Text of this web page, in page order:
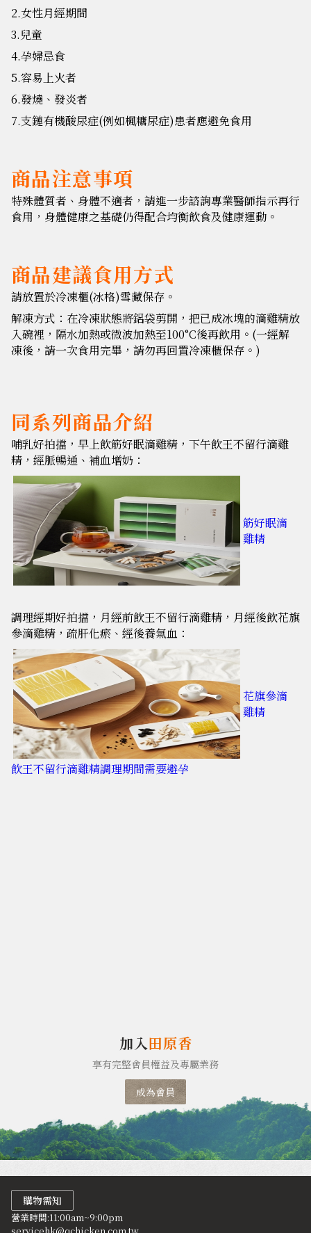
2.女性月經期間
3.兒童
4.孕婦忌食
5.容易上火者
6.發燒、發炎者
7.支鏈有機酸尿症(例如楓糖尿症)患者應避免食用
商品注意事項
特殊體質者、身體不適者，請進一步諮詢專業醫師指示再行
食用，身體健康之基礎仍得配合均衡飲食及健康運動。
商品建議食用方式
請放置於冷凍櫃(冰格)雪藏保存。
解凍方式：在冷凍狀態將鋁袋剪開，把已成冰塊的滴雞精放
入碗裡，隔水加熱或微波加熱至100°C後再飲用。(一經解
凍後，請一次食用完畢，請勿再回置冷凍櫃保存。)
同系列商品介紹
哺乳好拍擋，早上飲筋好眠滴雞精，下午飲王不留行滴雞
精，經脈暢通、補血增奶：
筋好眠滴
雞精
調理經期好拍擋，月經前飲王不留行滴雞精，月經後飲花旗
參滴雞精，疏肝化瘀、經後養氣血：
花旗參滴
雞精
飲王不留行滴雞精調理期間需要避孕
加入田原香
享有完整會員權益及專屬業務
成為會員
購物需知
營業時間:11:00am~9:00pm